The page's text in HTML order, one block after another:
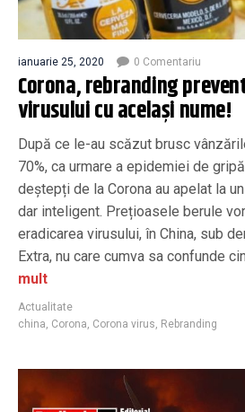
ianuarie 25, 2020 0 Comentariu
Corona, rebranding
virusului cu același nume!
După ce le-au scăzut brusc
70%, ca urmare a epidemiei de
deștepți de la Corona au apelat la
dar inteligent. Prețioasele berule
eradicarea virusului, în China, sub
Extra, nu care cumva sa confunde
mult
Actualitate
china, Corona, Corona virus, Rebranding